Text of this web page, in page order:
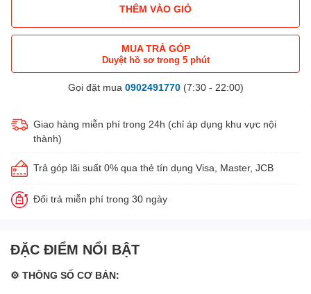
THÊM VÀO GIỎ
MUA TRẢ GÓP
Duyệt hồ sơ trong 5 phút
Gọi đặt mua 0902491770(7:30 - 22:00)
Giao hàng miễn phí trong 24h (chỉ áp dụng khu vực nội
thành)
Trả góp lãi suất 0% qua thẻ tín dụng Visa, Master, JCB
Đổi trả miễn phí trong 30 ngày
ĐẶC ĐIỂM NỔI BẬT
⚙ THÔNG SỐ CƠ BẢN: